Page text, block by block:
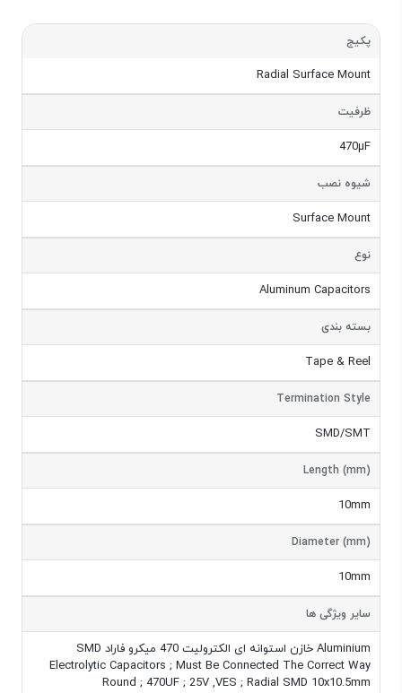
مشخصات
پکیج
Radial Surface Mount
ظرفیت
470µF
شیوه نصب
Surface Mount
نوع
Aluminum Capacitors
بسته بندی
Tape & Reel
Termination Style
SMD/SMT
Length (mm)
10mm
Diameter (mm)
10mm
سایر ویژگی ها
SMD خازن استوانه ای الکترولیت 470 میکرو فاراد Aluminium
Electrolytic Capacitors ; Must Be Connected The Correct Way
Round ; 470UF ; 25V ,VES ; Radial SMD 10x10.5mm